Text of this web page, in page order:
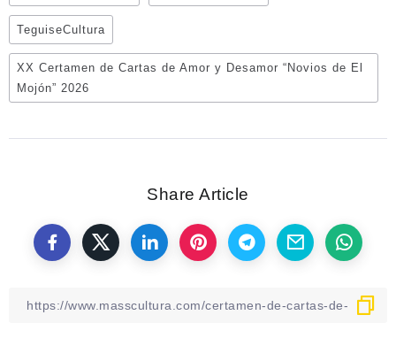
TeguiseCultura
XX Certamen de Cartas de Amor y Desamor “Novios de El
Mojón” 2026
Share Article